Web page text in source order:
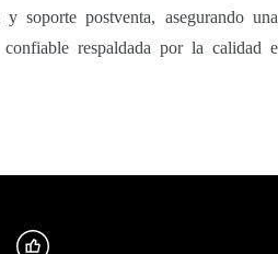
y soporte postventa, asegurando una
respaldada por la calidad e